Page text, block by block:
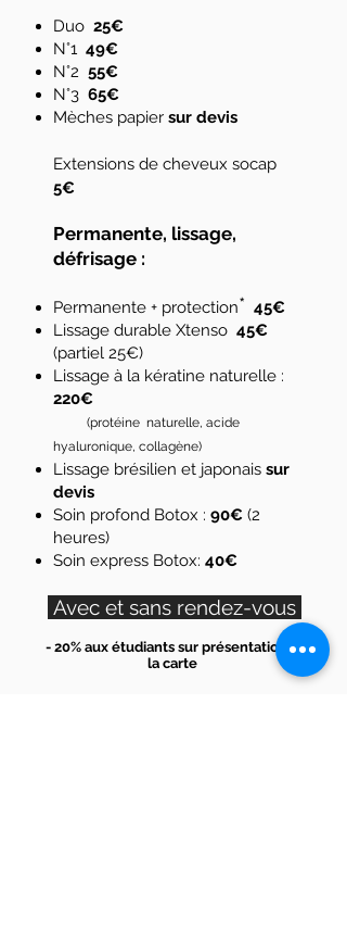
Duo 25€
N°1 49€
N°2 55€
N°3 65€
Mèches papier sur devis
Extensions de cheveux socap
5€
Permanente, lissage,
défrisage :
Permanente + protection* 45€
Lissage durable Xtenso 45€
(partiel 25€)
Lissage à la kératine naturelle :
220€
(protéine naturelle, acide
hyaluronique, collagène)
Lissage brésilien et japonais sur
devis
Soin profond Botox : 90€ (2
heures)
Soin express Botox: 40€
Avec et sans rendez-vous
- 20% aux étudiants sur présentation de
la carte